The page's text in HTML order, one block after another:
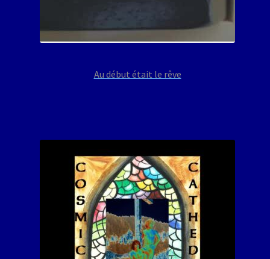
Au début était le rêve